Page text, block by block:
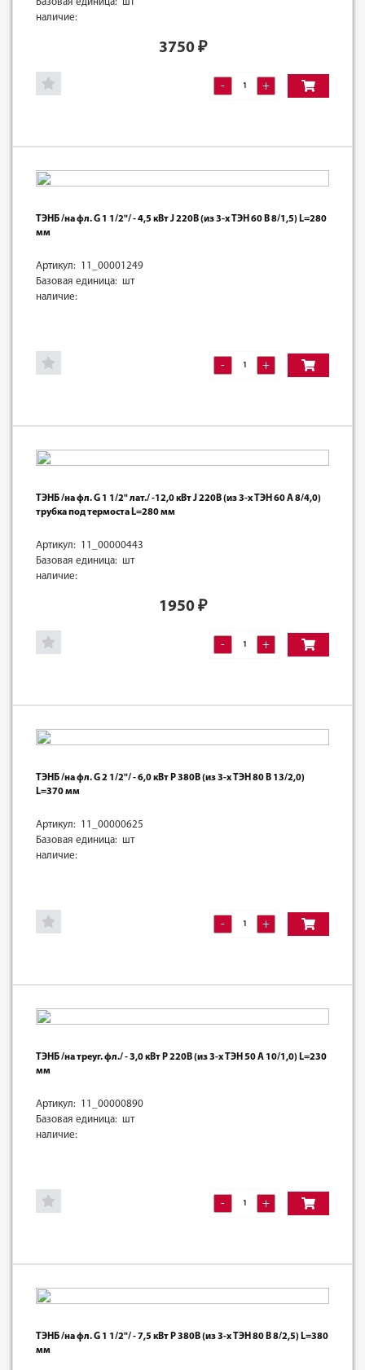
наличие:
3750₽
- +
ТЭНБ /на фл. G 1 1/2"/ - 4,5 кВт J 220В (из 3-х ТЭН 60 В 8/1,5) L=280
мм
Артикул: 11_00001249
Базовая единица: шт
наличие:
- +
ТЭНБ /на фл. G 1 1/2" лат./ -12,0 кВт J 220В (из 3-х ТЭН 60 А 8/4,0)
трубка под термоста L=280 мм
Артикул: 11_00000443
Базовая единица: шт
наличие:
1950₽
- +
ТЭНБ /на фл. G 2 1/2"/ - 6,0 кВт Р 380В (из 3-х ТЭН 80 В 13/2,0)
L=370 мм
Артикул: 11_00000625
Базовая единица: шт
наличие:
- +
ТЭНБ /на треуг. фл./ - 3,0 кВт Р 220В (из 3-х ТЭН 50 А 10/1,0) L=230
мм
Артикул: 11_00000890
Базовая единица: шт
наличие:
- +
ТЭНБ /на фл. G 1 1/2"/ - 7,5 кВт Р 380В (из 3-х ТЭН 80 В 8/2,5) L=380
мм